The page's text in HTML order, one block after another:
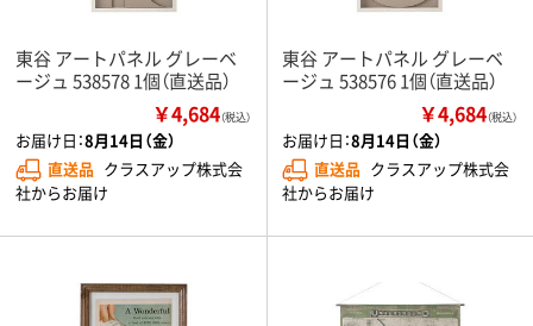
東谷 アートパネル グレーベ
ージュ 538578 1個（直送品）
￥4,684（税込）
お届け日：8月14日（金）
直送品 クラスアップ株式会
社からお届け
東谷 アートパネル グレーベ
ージュ 538576 1個（直送品）
￥4,684（税込）
お届け日：8月14日（金）
直送品 クラスアップ株式会
社からお届け